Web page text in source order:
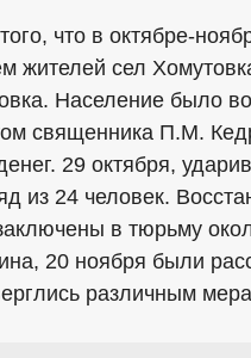
что в октябре-
жителей сел
Население было
священника П.М.
29 октября,
из 24 человек.
в тюрьму
20 ноября были
различным